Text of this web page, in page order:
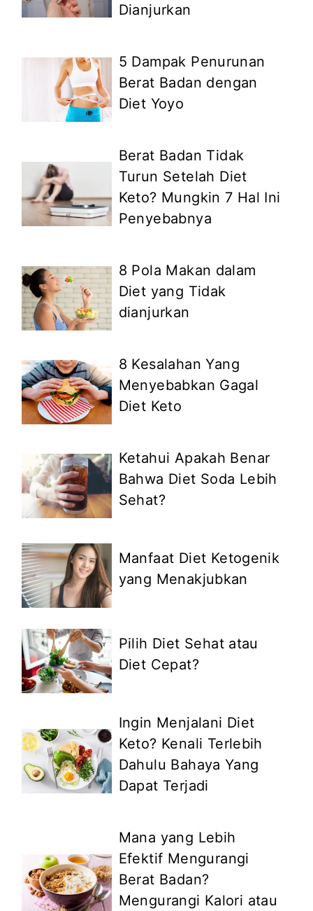
Dianjurkan
5 Dampak Penurunan
Berat Badan dengan
Diet Yoyo
Berat Badan Tidak
Turun Setelah Diet
Keto? Mungkin 7 Hal Ini
Penyebabnya
8 Pola Makan dalam
Diet yang Tidak
dianjurkan
8 Kesalahan Yang
Menyebabkan Gagal
Diet Keto
Ketahui Apakah Benar
Bahwa Diet Soda Lebih
Sehat?
Manfaat Diet Ketogenik
yang Menakjubkan
Pilih Diet Sehat atau
Diet Cepat?
Ingin Menjalani Diet
Keto? Kenali Terlebih
Dahulu Bahaya Yang
Dapat Terjadi
Mana yang Lebih
Efektif Mengurangi
Berat Badan?
Mengurangi Kalori atau